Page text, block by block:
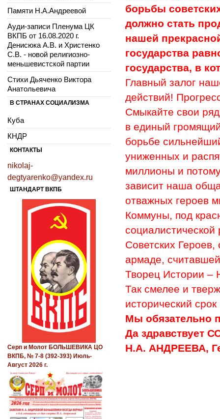
борьбы
должно стать
нашей
государства
государства, в
Главный залог
действий!
Смыкайте свои
в единый
борьбе
униженных и
миллионы и
зависит наша
отважных героев
Коммуны, под
Советских
армаде,
Творец Истории
Так смелее и
исторический
Мы обязательно
Да здравствует
Н.А. АНДРЕЕВА,
Памяти Н.А.Андреевой
Ауди-записи Пленума ЦК
ВКПБ от 16.08.2020 г.
Денисюка А.В. и Христенко
С.В. - новой религиозно-
меньшевистской партии
Стихи Дьяченко Виктора
Анатольевича
В СТРАНАХ СОЦИАЛИЗМА
Куба
КНДР
КОНТАКТЫ
nikolaj-
degtyarenko@yandex.ru
ШТАНДАРТ ВКПБ
Серп и Молот БОЛЬШЕВИКА ЦО
ВКПБ, № 7-8 (392-393) Июль-
Август 2026 г.